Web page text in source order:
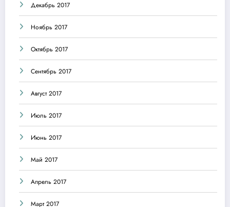
Декабрь 2017
Ноябрь 2017
Октябрь 2017
Сентябрь 2017
Август 2017
Июль 2017
Июнь 2017
Май 2017
Апрель 2017
Март 2017